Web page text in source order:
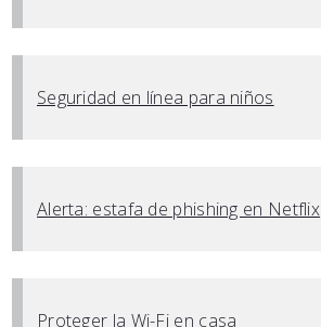
Seguridad en línea para niños
Alerta: estafa de phishing en Netflix
Proteger la Wi-Fi en casa